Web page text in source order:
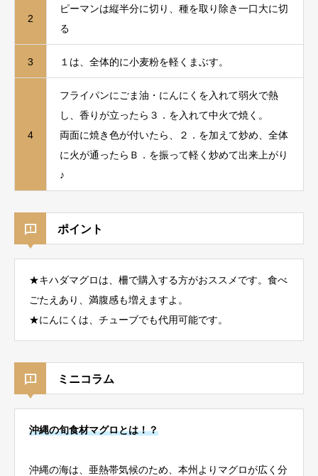
2
ピーマンは縦半分に切り、種を取り除き一口大に切
る
3 １は、全体的に小麦粉を軽くまぶす。
4
フライパンにごま油・にんにくを入れて弱火で熱
し、香りが立ったら３．を入れて中火で焼く。
両面に焼き色が付いたら、２．を加えて炒め、全体
に火が通ったらＢ．を振って軽く炒めて出来上がり
♪
ポイント
★キハダマグロは、柵で購入する方がおススメです。食べ
ごたえあり、満腹感も増えますよ。
★にんにくは、チューブでも代用可能です。
ミニコラム
沖縄の旬食材マグロとは！？
沖縄の海は、亜熱帯気候のため、本州よりマグロが広く分